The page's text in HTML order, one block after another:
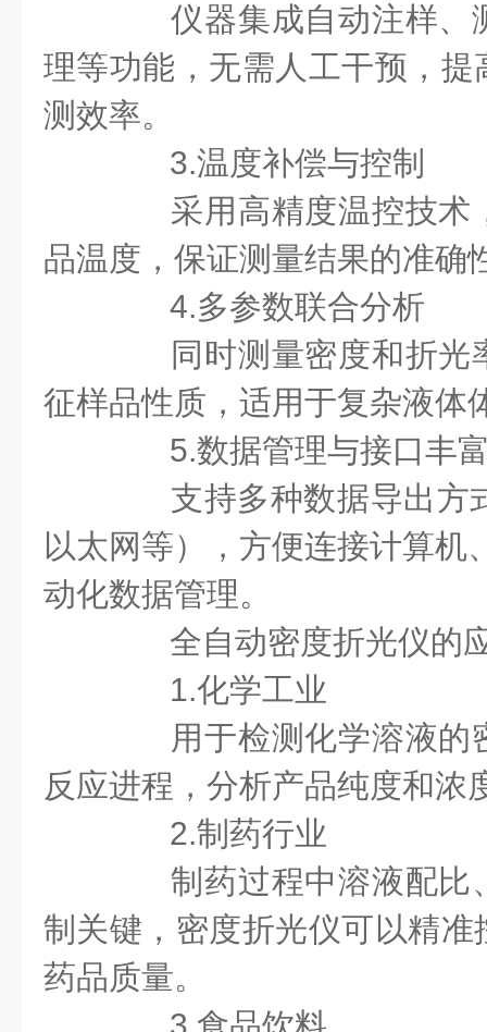
仪器集成自动注样、
理等功能，无需人工干预，
测效率。
3.温度补偿与控制
采用高精度温控技术
品温度，保证测量结果的准确
4.多参数联合分析
同时测量密度和折光
征样品性质，适用于复杂液体
5.数据管理与接口丰
支持多种数据导出方
以太网等），方便连接计算机
动化数据管理。
全自动密度折光仪的
1.化学工业
用于检测化学溶液的
反应进程，分析产品纯度和浓
2.制药行业
制药过程中溶液配比
制关键，密度折光仪可以精
药品质量。